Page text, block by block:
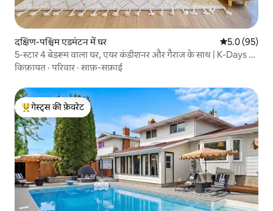
दक्षिण-पश्चिम एडमंटन में घर औसत रेटिंग 5
5.0 (95)
5-स्टार 4 बेडरूम वाला घर, एयर कंडीशनर और गैराज के साथ | K-Days के
लिए बिल्कुल सही!
किफ़ायत ·परिवार ·साफ़-सफ़ाई
गेस्ट्स का टॉप फ़ेवरेट
गेस्ट्स की फ़ेवरेट